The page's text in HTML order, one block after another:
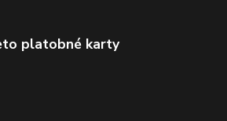
platobné karty